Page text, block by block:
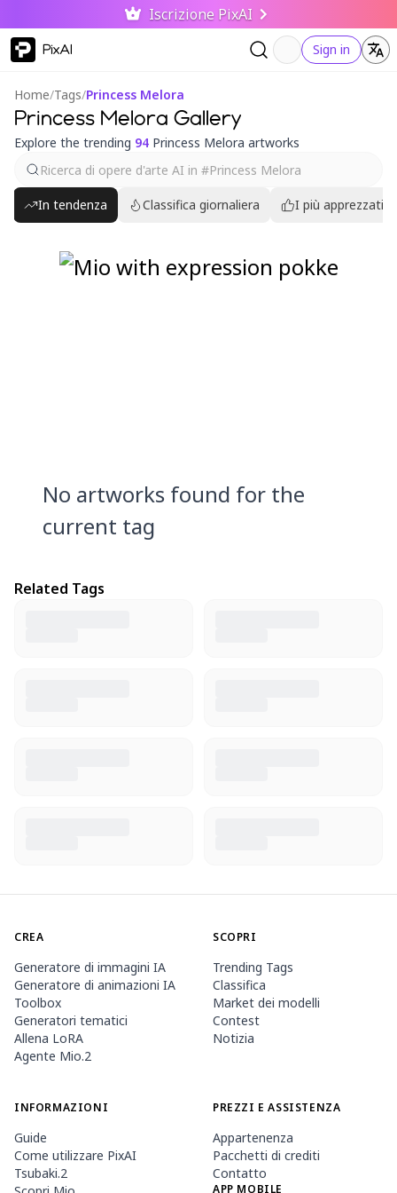
Iscrizione PixAI
PixAI Sign in
Home/Tags/Princess Melora
Princess Melora Gallery
Explore the trending 94 Princess Melora artworks
In tendenza Classifica giornaliera I più apprezzati
No artworks found for the
current tag
Related Tags
CREA
Generatore di immagini IA
Generatore di animazioni IA
Toolbox
Generatori tematici
Allena LoRA
Agente Mio.2
SCOPRI
Trending Tags
Classifica
Market dei modelli
Contest
Notizia
INFORMAZIONI
Guide
Come utilizzare PixAI
Tsubaki.2
PREZZI E ASSISTENZA
Appartenenza
Pacchetti di crediti
Contatto
APP MOBILE